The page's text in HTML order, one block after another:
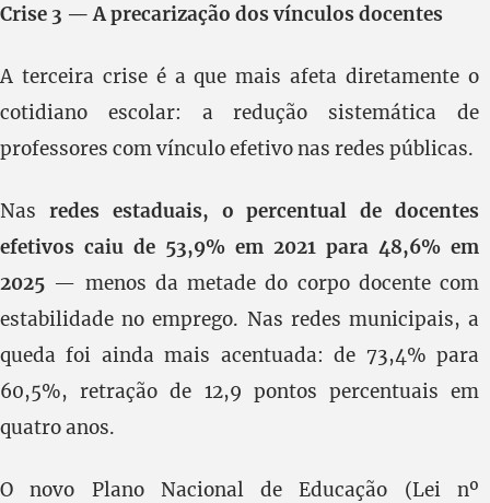
Crise 3 — A precarização dos vínculos docentes
A terceira crise é a que mais afeta diretamente o
cotidiano escolar: a redução sistemática de
professores com vínculo efetivo nas redes públicas.
Nas redes estaduais, o percentual de docentes
efetivos caiu de 53,9% em 2021 para 48,6% em
2025 — menos da metade do corpo docente com
estabilidade no emprego. Nas redes municipais, a
queda foi ainda mais acentuada: de 73,4% para
60,5%, retração de 12,9 pontos percentuais em
quatro anos.
O novo Plano Nacional de Educação (Lei nº